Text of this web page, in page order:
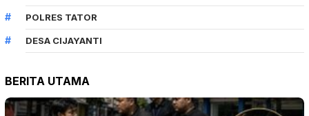
POLRES TATOR
DESA CIJAYANTI
BERITA UTAMA